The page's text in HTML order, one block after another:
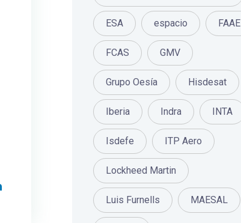
ESA espacio FAAE
FCAS GMV
Grupo Oesía Hisdesat
Iberia Indra INTA
Isdefe ITP Aero
Lockheed Martin
Luis Furnells MAESAL